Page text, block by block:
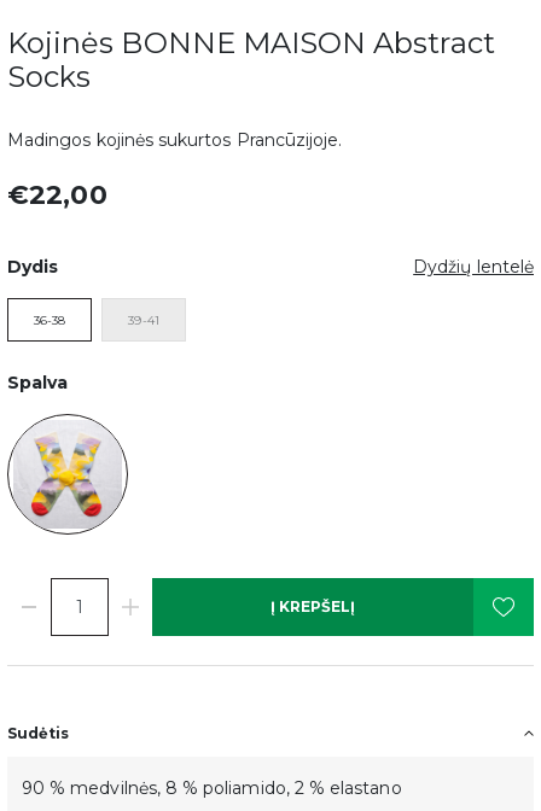
Kojinės BONNE MAISON Abstract
Socks
Madingos kojinės sukurtos Prancūzijoje.
€22,00
Dydis Dydžių lentelė
36-38 39-41
Spalva
Į KREPŠELĮ
Sudėtis
90 % medvilnės, 8 % poliamido, 2 % elastano